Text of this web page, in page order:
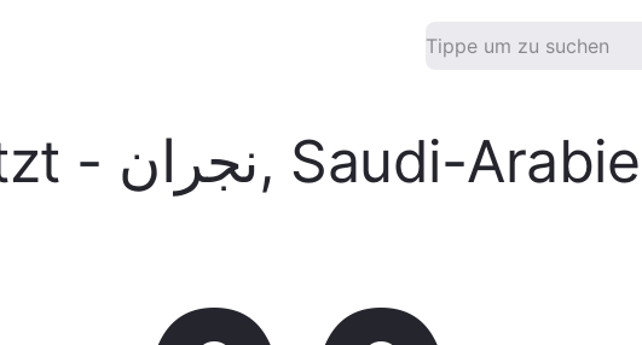
- نجران, Saudi-